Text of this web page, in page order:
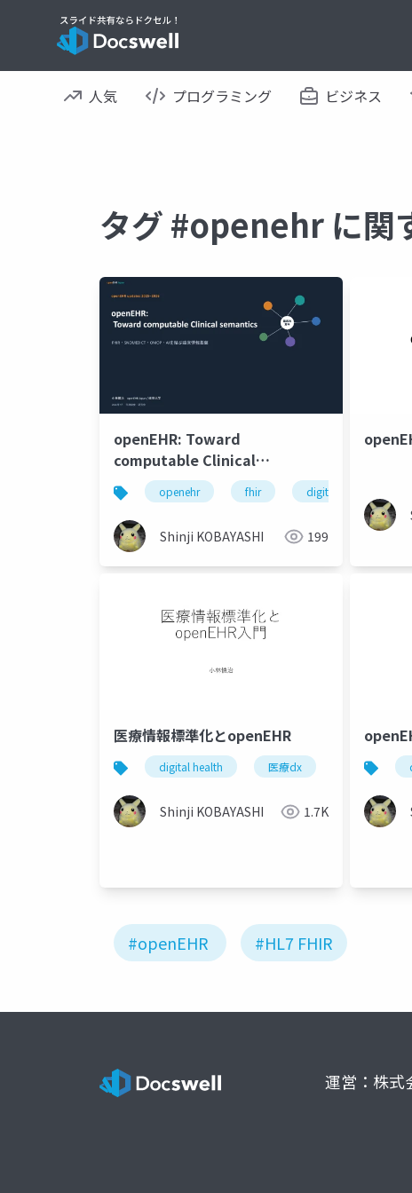
人気 プログラミング ビジネス
タグ #openehr に関
openEHR: Toward
computable Clinical
semantics
openehr fhir digital health
Shinji KOBAYASHI 199
医療情報標準化とopenEHR
digital health 医療dx openehr
Shinji KOBAYASHI 1.7K
#openEHR #HL7 FHIR
運営：株式